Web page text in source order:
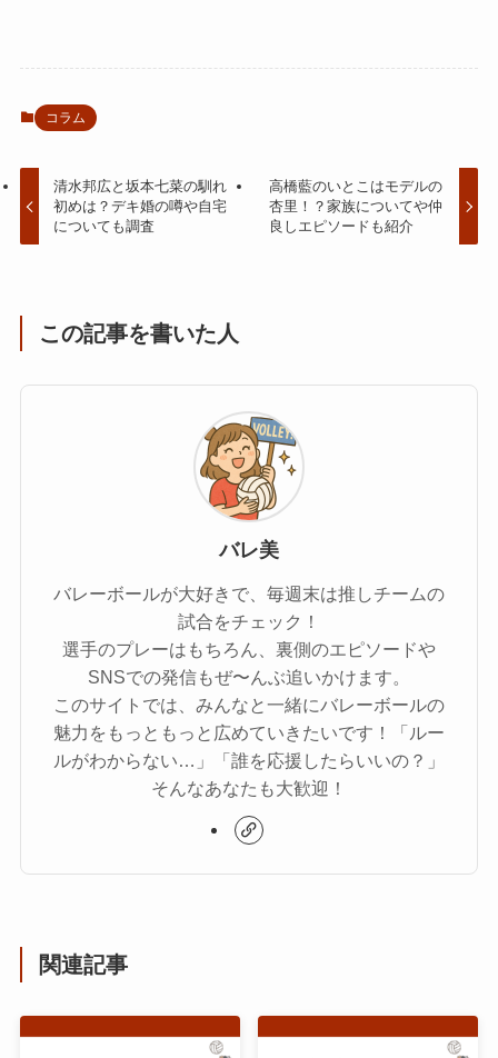
コラム
清水邦広と坂本七菜の馴れ
初めは？デキ婚の噂や自宅
についても調査
高橋藍のいとこはモデルの
杏里！？家族についてや仲
良しエピソードも紹介
この記事を書いた人
バレ美
バレーボールが大好きで、毎週末は推しチームの
試合をチェック！
選手のプレーはもちろん、裏側のエピソードや
SNSでの発信もぜ〜んぶ追いかけます。
このサイトでは、みんなと一緒にバレーボールの
魅力をもっともっと広めていきたいです！「ルー
ルがわからない…」「誰を応援したらいいの？」
そんなあなたも大歓迎！
関連記事